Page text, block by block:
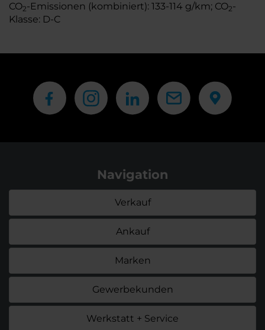
CO2-Emissionen (kombiniert): 133-114 g/km; CO2-
Klasse: D-C
Navigation
Verkauf
Ankauf
Marken
Gewerbekunden
Werkstatt + Service